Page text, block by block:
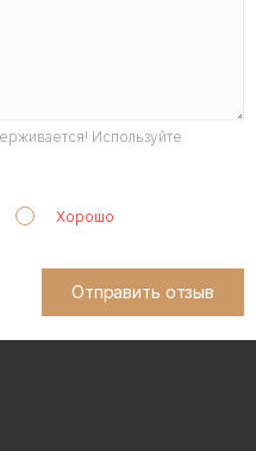
Используйте
Хорошо
Отправить отзыв